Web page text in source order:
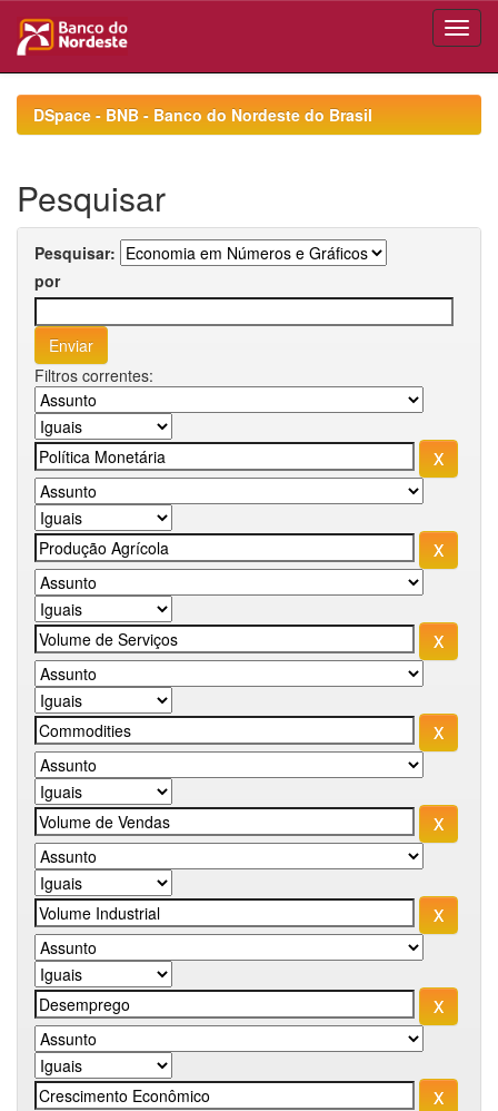
navigationDSpace - BNB - Banco do Nordeste do Brasil
Pesquisar
Pesquisar:
por
Filtros correntes: